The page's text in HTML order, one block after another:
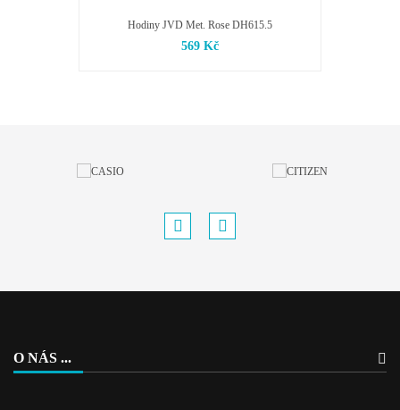
Hodiny JVD Met. Rose DH615.5
569 Kč
O NÁS ...